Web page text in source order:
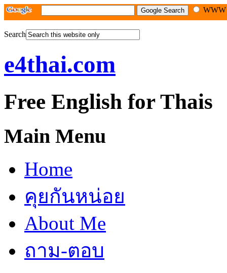
Search
e4thai.com
Free English for Thais
Main Menu
Home
คุยกันหน่อย
About Me
ถาม-ตอบ